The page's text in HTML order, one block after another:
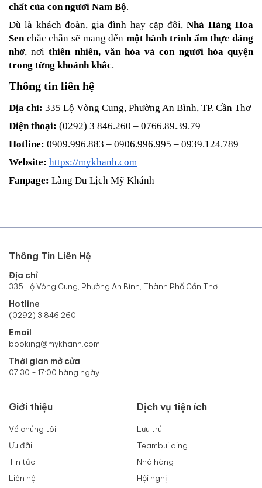
chất của con người Nam Bộ.
Dù là khách đoàn, gia đình hay cặp đôi, Nhà Hàng Hoa
Sen chắc chắn sẽ mang đến một hành trình ẩm thực đáng
nhớ, nơi thiên nhiên, văn hóa và con người hòa quyện
trong từng khoảnh khắc.
Thông tin liên hệ
Địa chỉ: 335 Lộ Vòng Cung, Phường An Bình, TP. Cần Thơ
Điện thoại: (0292) 3 846.260 – 0766.89.39.79
Hotline: 0909.996.883 – 0906.996.995 – 0939.124.789
Website: https://mykhanh.com
Fanpage: Làng Du Lịch Mỹ Khánh
Thông Tin Liên Hệ
Địa chỉ
335 Lộ Vòng Cung, Phường An Bình, Thành Phố Cần Thơ
Hotline
(0292) 3 846.260
Email
booking@mykhanh.com
Thời gian mở cửa
07:30 - 17:00 hàng ngày
Giới thiệu
Về chúng tôi
Ưu đãi
Tin tức
Liên hệ
Dịch vụ tiện ích
Lưu trú
Teambuilding
Nhà hàng
Hội nghị